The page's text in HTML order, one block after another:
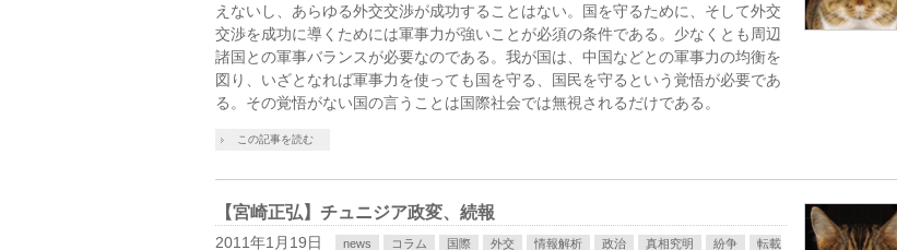
えないし、あらゆる外交交渉が成功することはない。国を守るために、そして外交
交渉を成功に導くためには軍事力が強いことが必須の条件である。少なくとも周辺
諸国との軍事バランスが必要なのである。我が国は、中国などとの軍事力の均衡を
図り、いざとなれば軍事力を使っても国を守る、国民を守るという覚悟が必要であ
る。その覚悟がない国の言うことは国際社会では無視されるだけである。
この記事を読む
【宮崎正弘】チュニジア政変、続報
2011年1月19日 news コラム 国際 外交 情報解析 政治 真相究明 紛争
転載